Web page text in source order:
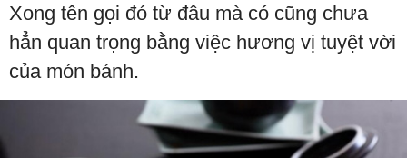
Xong tên gọi đó từ đâu mà có cũng chưa
hẳn quan trọng bằng việc hương vị tuyệt vời
của món bánh.